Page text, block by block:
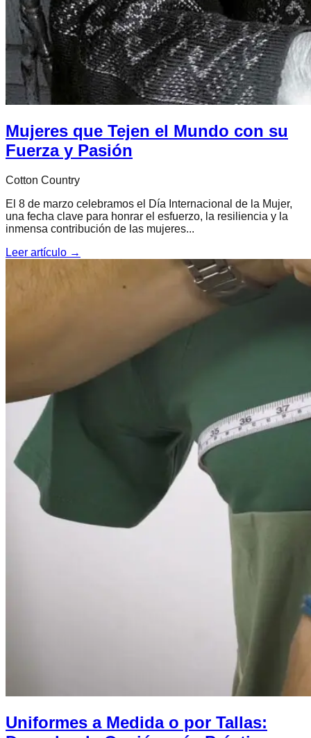
Mujeres que Tejen el Mundo con su
Fuerza y Pasión
Cotton Country
El 8 de marzo celebramos el Día Internacional de la Mujer,
una fecha clave para honrar el esfuerzo, la resiliencia y la
inmensa contribución de las mujeres...
Leer artículo →
Uniformes a Medida o por Tallas: